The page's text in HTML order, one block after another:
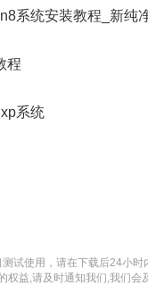
系统安装教程_新纯
程
系统
试使用，请在下载后24小
权益,请及时通知我们,我们